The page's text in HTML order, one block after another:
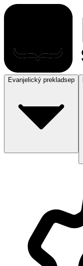
Evanjelický prekladsep